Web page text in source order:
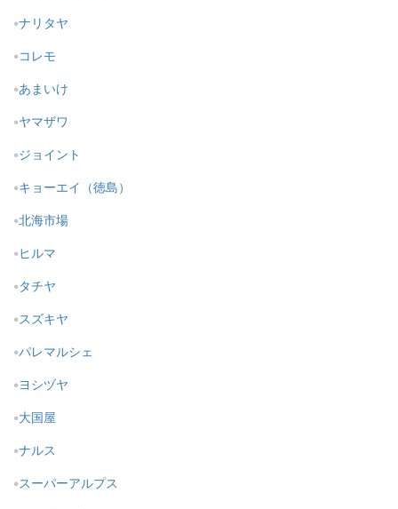
ナリタヤ
コレモ
あまいけ
ヤマザワ
ジョイント
キョーエイ（徳島）
北海市場
ヒルマ
タチヤ
スズキヤ
パレマルシェ
ヨシヅヤ
大国屋
ナルス
スーパーアルプス